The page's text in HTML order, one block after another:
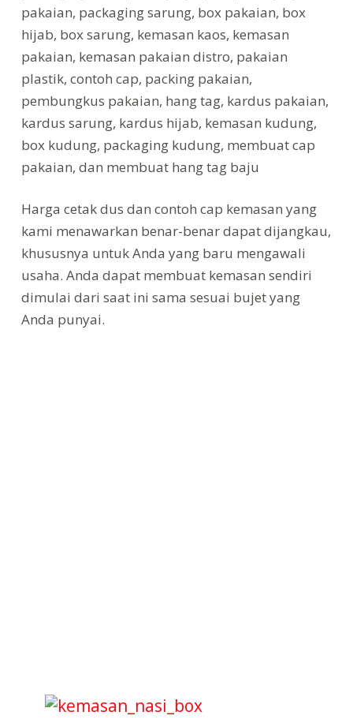
pakaian, packaging sarung, box pakaian, box
hijab, box sarung, kemasan kaos, kemasan
pakaian, kemasan pakaian distro, pakaian
plastik, contoh cap, packing pakaian,
pembungkus pakaian, hang tag, kardus pakaian,
kardus sarung, kardus hijab, kemasan kudung,
box kudung, packaging kudung, membuat cap
pakaian, dan membuat hang tag baju
Harga cetak dus dan contoh cap kemasan yang
kami menawarkan benar-benar dapat dijangkau,
khususnya untuk Anda yang baru mengawali
usaha. Anda dapat membuat kemasan sendiri
dimulai dari saat ini sama sesuai bujet yang
Anda punyai.